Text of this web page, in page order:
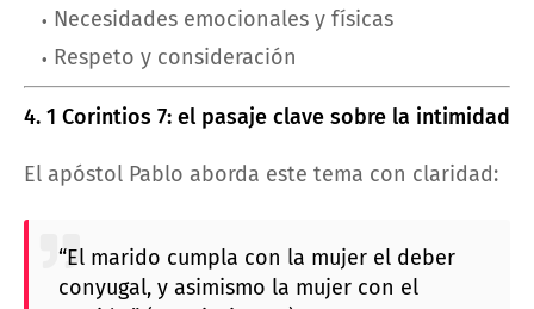
Necesidades emocionales y físicas
Respeto y consideración
4. 1 Corintios 7: el pasaje clave sobre la intimidad
El apóstol Pablo aborda este tema con claridad:
“El marido cumpla con la mujer el deber
conyugal, y asimismo la mujer con el